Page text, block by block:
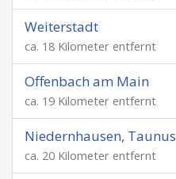
Weiterstadt
ca. 18 Kilometer entfernt
Offenbach am Main
ca. 19 Kilometer entfernt
Niedernhausen, Taunus
ca. 20 Kilometer entfernt